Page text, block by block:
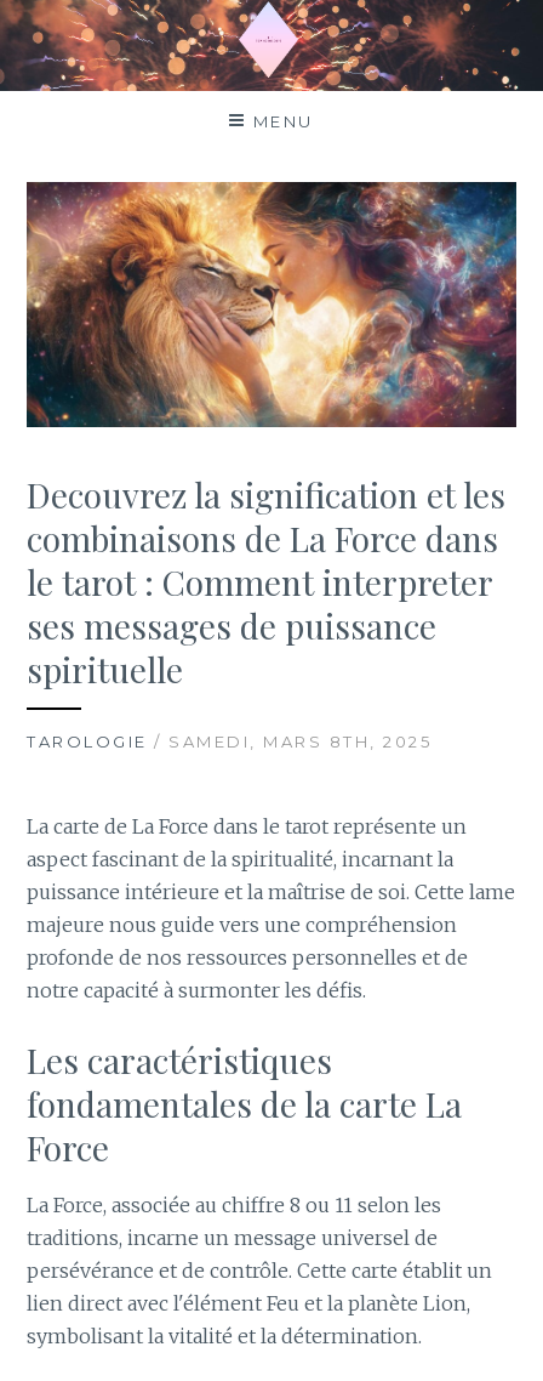
Aller
au
contenu
Top horoscope
MENU
Decouvrez la signification et les
combinaisons de La Force dans
le tarot : Comment interpreter
ses messages de puissance
spirituelle
TAROLOGIE / SAMEDI, MARS 8TH, 2025
La carte de La Force dans le tarot représente un
aspect fascinant de la spiritualité, incarnant la
puissance intérieure et la maîtrise de soi. Cette lame
majeure nous guide vers une compréhension
profonde de nos ressources personnelles et de
notre capacité à surmonter les défis.
Les caractéristiques
fondamentales de la carte La
Force
La Force, associée au chiffre 8 ou 11 selon les
traditions, incarne un message universel de
persévérance et de contrôle. Cette carte établit un
lien direct avec l'élément Feu et la planète Lion,
symbolisant la vitalité et la détermination.